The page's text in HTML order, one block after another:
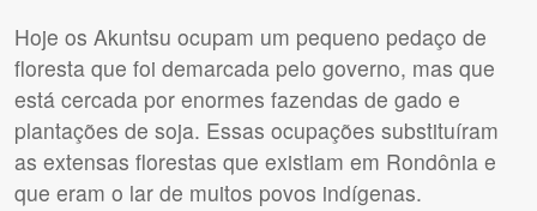
Hoje os Akuntsu ocupam um pequeno pedaço de
floresta que foi demarcada pelo governo, mas que
está cercada por enormes fazendas de gado e
plantações de soja. Essas ocupações substituíram
as extensas florestas que existiam em Rondônia e
que eram o lar de muitos povos indígenas.